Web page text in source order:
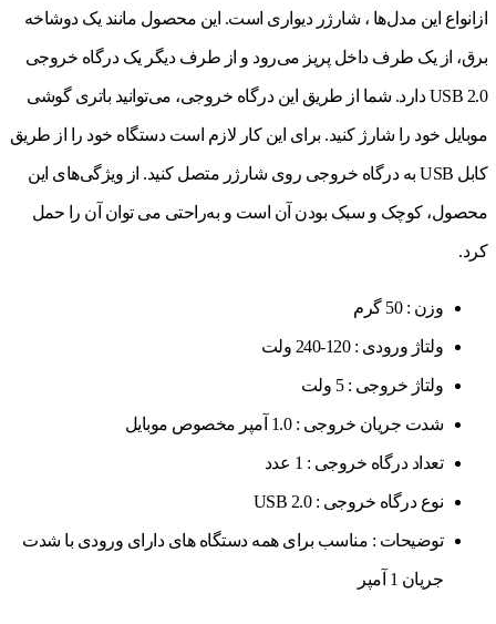
ازانواع این مدل‌ها ، شارژر دیواری است. این محصول مانند یک دوشاخه
برق، از یک طرف داخل پریز می‌رود و از طرف دیگر یک درگاه خروجی
USB 2.0 دارد. شما از طریق این درگاه خروجی، می‌توانید باتری گوشی
موبایل خود را شارژ کنید. برای این کار لازم است دستگاه خود را از طریق
کابل USB به درگاه خروجی روی شارژر متصل کنید. از ویژگی‌های این
محصول، کوچک و سبک بودن آن است و به‌راحتی می توان آن را حمل
کرد.
وزن :50 گرم
ولتاژ ورودی :120-240 ولت
ولتاژ خروجی :5 ولت
شدت جریان خروجی :1.0 آمپر مخصوص موبایل
تعداد درگاه خروجی : 1 عدد
نوع درگاه خروجی :USB 2.0
توضیحات : مناسب برای همه دستگاه های دارای ورودی با شدت
جریان 1 آمپر